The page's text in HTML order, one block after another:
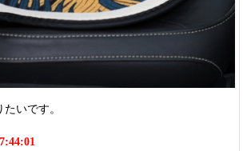
いです。